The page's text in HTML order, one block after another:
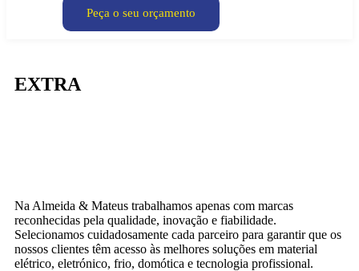
Peça o seu orçamento
EXTRA
Na Almeida & Mateus trabalhamos apenas com marcas
reconhecidas pela qualidade, inovação e fiabilidade.
Selecionamos cuidadosamente cada parceiro para garantir que os
nossos clientes têm acesso às melhores soluções em material
elétrico, eletrónico, frio, domótica e tecnologia profissional.